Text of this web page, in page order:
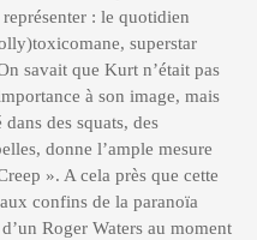
: le quotidien
superstar
savait que Kurt n’était pas
à son image, mais
des squats, des
donne l’ample mesure
». A cela près que cette
confins de la paranoïa
Roger Waters au moment